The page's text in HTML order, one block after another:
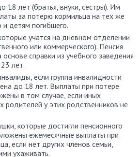
18 лет (братья, внуки, сестры). Им
за потерю кормильца на тех же
и детям погибшего.
учатся на дневном отделении
или коммерческого). Пенсия
справки из учебного заведения
лет.
если группа инвалидности
до 18 лет. Выплаты при потере
в том случае, если иных
родителей у этих родственников не
которые достигли пенсионного
ежемесячные выплаты при
если нет других членов семьи,
ухаживать.